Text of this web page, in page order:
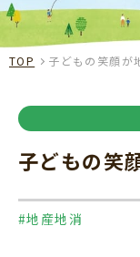
TOP 子どもの笑顔が
子どもの笑
#地産地消